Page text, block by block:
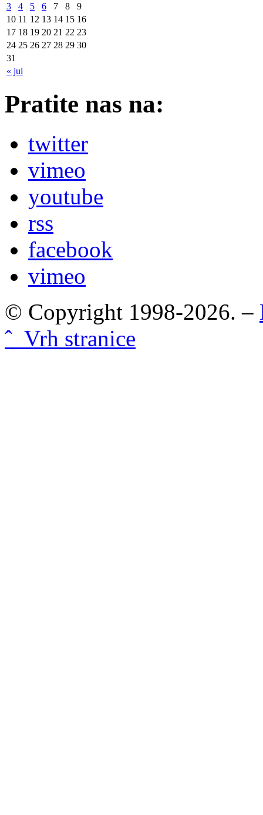
« jul
3
4 5 6 7 8
9
10 11 12 13 14 15 16
17 18 19 20 21 22 23
24 25 26 27 28 29 30
31
Pratite nas na:
twitter
vimeo
youtube
rss
facebook
vimeo
© Copyright 1998-2026. –
ˆ Vrh stranice